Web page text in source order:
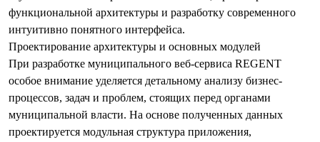
функциональной архитектуры и разработку современного
интуитивно понятного интерфейса.
Проектирование архитектуры и основных модулей
При разработке муниципального веб-сервиса REGENT
особое внимание уделяется детальному анализу бизнес-
процессов, задач и проблем, стоящих перед органами
муниципальной власти. На основе полученных данных
проектируется модульная структура приложения,